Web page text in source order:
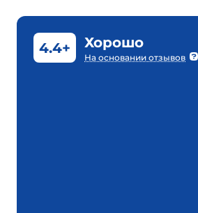
4.4+ Хорошо
На основании отзывов